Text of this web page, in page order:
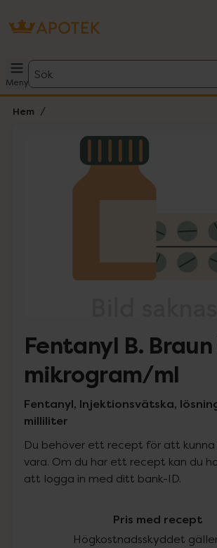
Meny
Sök
Hem
Lista: . Innehåller 1 objekt.
Fentanyl B.
mikrogram/ml
Fentanyl, Injektionsvätska,
milliliter
Du behöver ett recept för att kunna
vara. Om du har ett recept kan du
att logga in med ditt bank-ID.
Pris med recept
Högkostnadsskyddet